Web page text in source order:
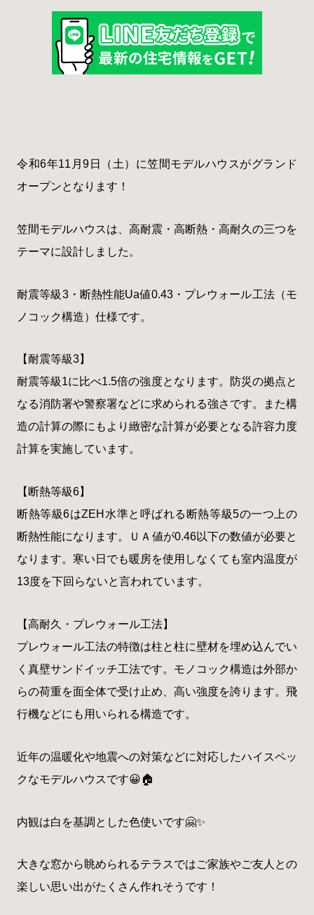
令和6年11月9日（土）に笠間モデルハウスがグランド
オープンとなります！
笠間モデルハウスは、高耐震・高断熱・高耐久の三つを
テーマに設計しました。
耐震等級3・断熱性能Ua値0.43・プレウォール工法（モ
ノコック構造）仕様です。
【耐震等級3】
耐震等級1に比べ1.5倍の強度となります。防災の拠点と
なる消防署や警察署などに求められる強さです。また構
造の計算の際にもより緻密な計算が必要となる許容力度
計算を実施しています。
【断熱等級6】
断熱等級6はZEH水準と呼ばれる断熱等級5の一つ上の
断熱性能になります。ＵＡ値が0.46以下の数値が必要と
なります。寒い日でも暖房を使用しなくても室内温度が
13度を下回らないと言われています。
【高耐久・プレウォール工法】
プレウォール工法の特徴は柱と柱に壁材を埋め込んでい
く真壁サンドイッチ工法です。モノコック構造は外部か
らの荷重を面全体で受け止め、高い強度を誇ります。飛
行機などにも用いられる構造です。
近年の温暖化や地震への対策などに対応したハイスペッ
クなモデルハウスです😀🏠
内観は白を基調とした色使いです🤗✨
大きな窓から眺められるテラスではご家族やご友人との
楽しい思い出がたくさん作れそうです！